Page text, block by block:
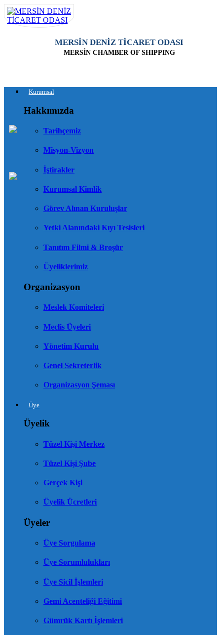
MERSİN DENİZ TİCARET ODASI
MERSİN CHAMBER OF SHIPPING
Kurumsal
Hakkımızda
Tarihçemiz
Misyon-Vizyon
İştirakler
Kurumsal Kimlik
Görev Alınan Kuruluşlar
Yetki Alanındaki Kıyı Tesisleri
Tanıtım Filmi & Broşür
Üyeliklerimiz
Organizasyon
Meslek Komiteleri
Meclis Üyeleri
Yönetim Kurulu
Genel Sekreterlik
Organizasyon Şeması
Üye
Üyelik
Tüzel Kişi Merkez
Tüzel Kişi Şube
Gerçek Kişi
Üyelik Ücretleri
Üyeler
Üye Sorgulama
Üye Sorumlulukları
Üye Sicil İşlemleri
Gemi Acenteliği Eğitimi
Gümrük Kartı İşlemleri